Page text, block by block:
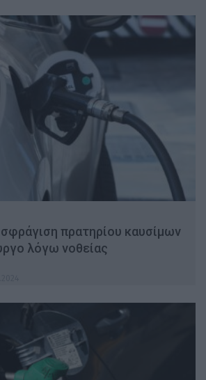
πρατηρίου καυσίμων
λόγω νοθείας